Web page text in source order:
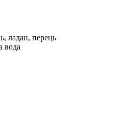
ладан, перець
вода